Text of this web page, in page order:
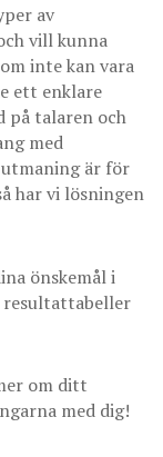
av
vill kunna
inte kan vara
ett enklare
på talaren och
med
är för
har vi lösningen
önskemål i
resultattabeller
om ditt
med dig!